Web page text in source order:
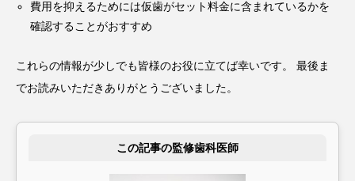
費用を抑えるためには仮歯がセット料金に含まれているかを
確認することがおすすめ
これらの情報が少しでも皆様のお役に立てば幸いです。 最後ま
でお読みいただきありがとうございました。
この記事の監修歯科医師